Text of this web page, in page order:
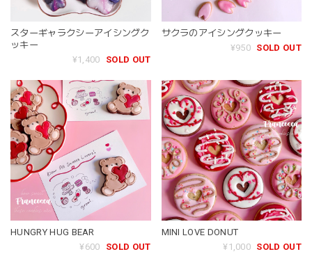
スターギャラクシーアイシングク
ッキー
¥1,400
SOLD OUT
サクラのアイシングクッキー
¥950 SOLD OUT
HUNGRY HUG BEAR
¥600
SOLD OUT
MINI LOVE DONUT
¥1,000 SOLD OUT